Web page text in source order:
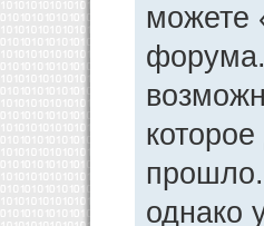
можете
форума.
прошло.
однако